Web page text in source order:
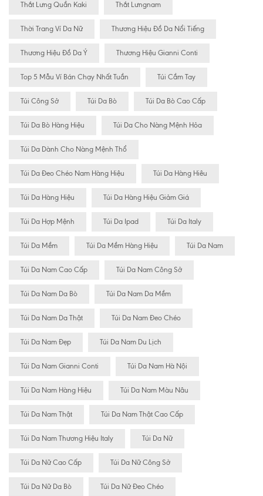
Thắt Lưng Quần Kaki Thắt Lưngnam
Thời Trang Ví Da Nữ Thương Hiệu Đồ Da Nổi Tiếng
Thương Hiệu Đồ Da Ý Thương Hiệu Gianni Conti
Top 5 Mẫu Ví Bán Chạy Nhất Tuần Túi Cầm Tay
Túi Công Sở Túi Da Bò Túi Da Bò Cao Cấp
Túi Da Bò Hàng Hiệu Túi Da Cho Nàng Mệnh Hỏa
Túi Da Dành Cho Nàng Mệnh Thổ
Túi Da Đeo Chéo Nam Hàng Hiệu Túi Da Hàng Hiêu
Túi Da Hàng Hiệu Túi Da Hàng Hiệu Giảm Giá
Túi Da Hợp Mệnh Túi Da Ipad Túi Da Italy
Túi Da Mềm Túi Da Mềm Hàng Hiệu Túi Da Nam
Túi Da Nam Cao Cấp Túi Da Nam Công Sở
Túi Da Nam Da Bò Túi Da Nam Da Mềm
Túi Da Nam Da Thật Túi Da Nam Đeo Chéo
Túi Da Nam Đẹp Túi Da Nam Du Lịch
Túi Da Nam Gianni Conti Túi Da Nam Hà Nội
Túi Da Nam Hàng Hiệu Túi Da Nam Màu Nâu
Túi Da Nam Thật Túi Da Nam Thật Cao Cấp
Túi Da Nam Thương Hiệu Italy Túi Da Nữ
Túi Da Nữ Cao Cấp Túi Da Nữ Công Sở
Túi Da Nữ Da Bò Túi Da Nữ Đeo Chéo